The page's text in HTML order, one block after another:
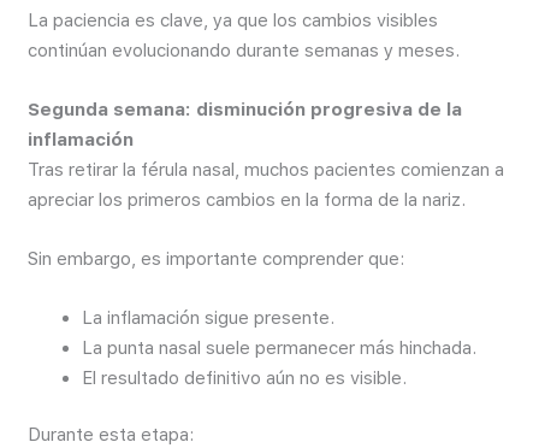
La paciencia es clave, ya que los cambios visibles
continúan evolucionando durante semanas y meses.
Segunda semana: disminución progresiva de la
inflamación
Tras retirar la férula nasal, muchos pacientes comienzan a
apreciar los primeros cambios en la forma de la nariz.
Sin embargo, es importante comprender que:
La inflamación sigue presente.
La punta nasal suele permanecer más hinchada.
El resultado definitivo aún no es visible.
Durante esta etapa: